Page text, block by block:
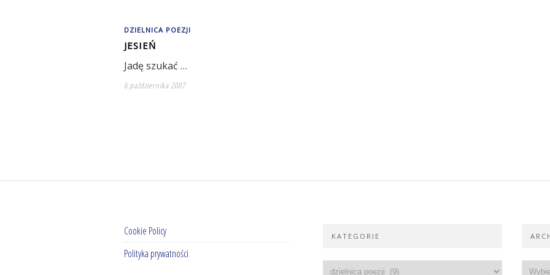
DZIELNICA POEZJI
JESIEŃ
Jadę szukać …
6 października 2007
Cookie Policy
Polityka prywatności
KATEGORIE